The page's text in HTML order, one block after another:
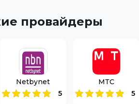
провайдеры
Netbynet
5
МТС
5